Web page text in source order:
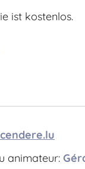
ist kostenlos.
animateur: